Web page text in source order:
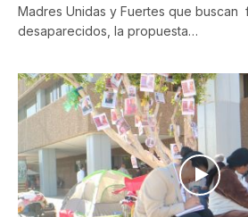
Madres Unidas y Fuertes que buscan
desaparecidos, la propuesta…